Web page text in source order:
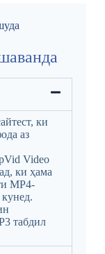
ки
аз
Video
ки ҳама
MP4-
табдил